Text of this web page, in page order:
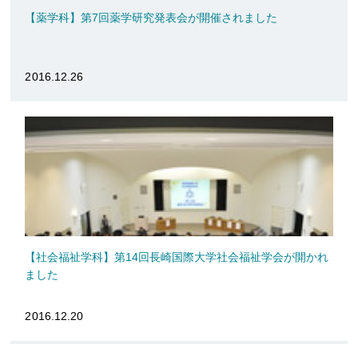
【薬学科】第7回薬学研究発表会が開催されました
2016.12.26
【社会福祉学科】第14回長崎国際大学社会福祉学会が開かれ
ました
2016.12.20